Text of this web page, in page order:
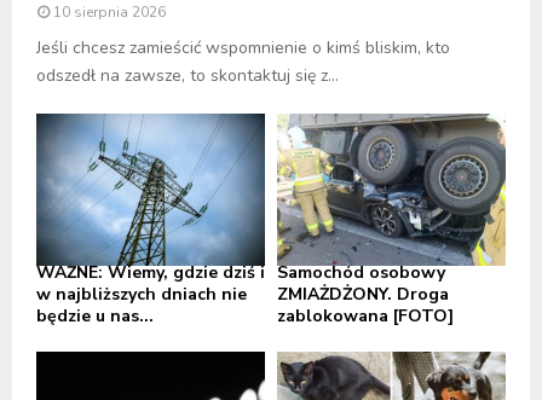
10 sierpnia 2026
Jeśli chcesz zamieścić wspomnienie o kimś bliskim, kto
odszedł na zawsze, to skontaktuj się z...
WAŻNE: Wiemy, gdzie dziś i
w najbliższych dniach nie
będzie u nas...
Samochód osobowy
ZMIAŻDŻONY. Droga
zablokowana [FOTO]